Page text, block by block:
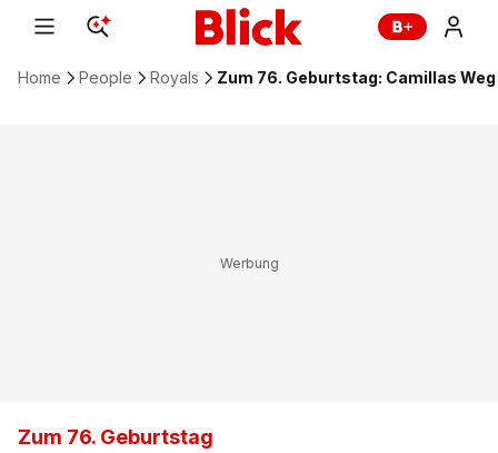
Home People Royals Zum 76. Geburtstag: Camillas
Zum 76. Geburtstag